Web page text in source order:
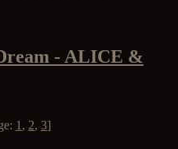
- ALICE &
1 , 2, 3]